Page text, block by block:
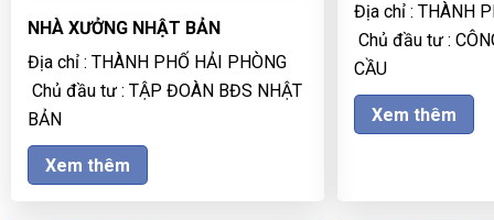
NHÀ XƯỞNG NHẬT BẢN
Địa chỉ : THÀNH PHỐ HẢI PHÒNG
Chủ đầu tư : TẬP ĐOÀN BĐS NHẬT
BẢN
Xem thêm
Địa chỉ : THÀNH
Chủ đầu tư :
CẦU
Xem thêm